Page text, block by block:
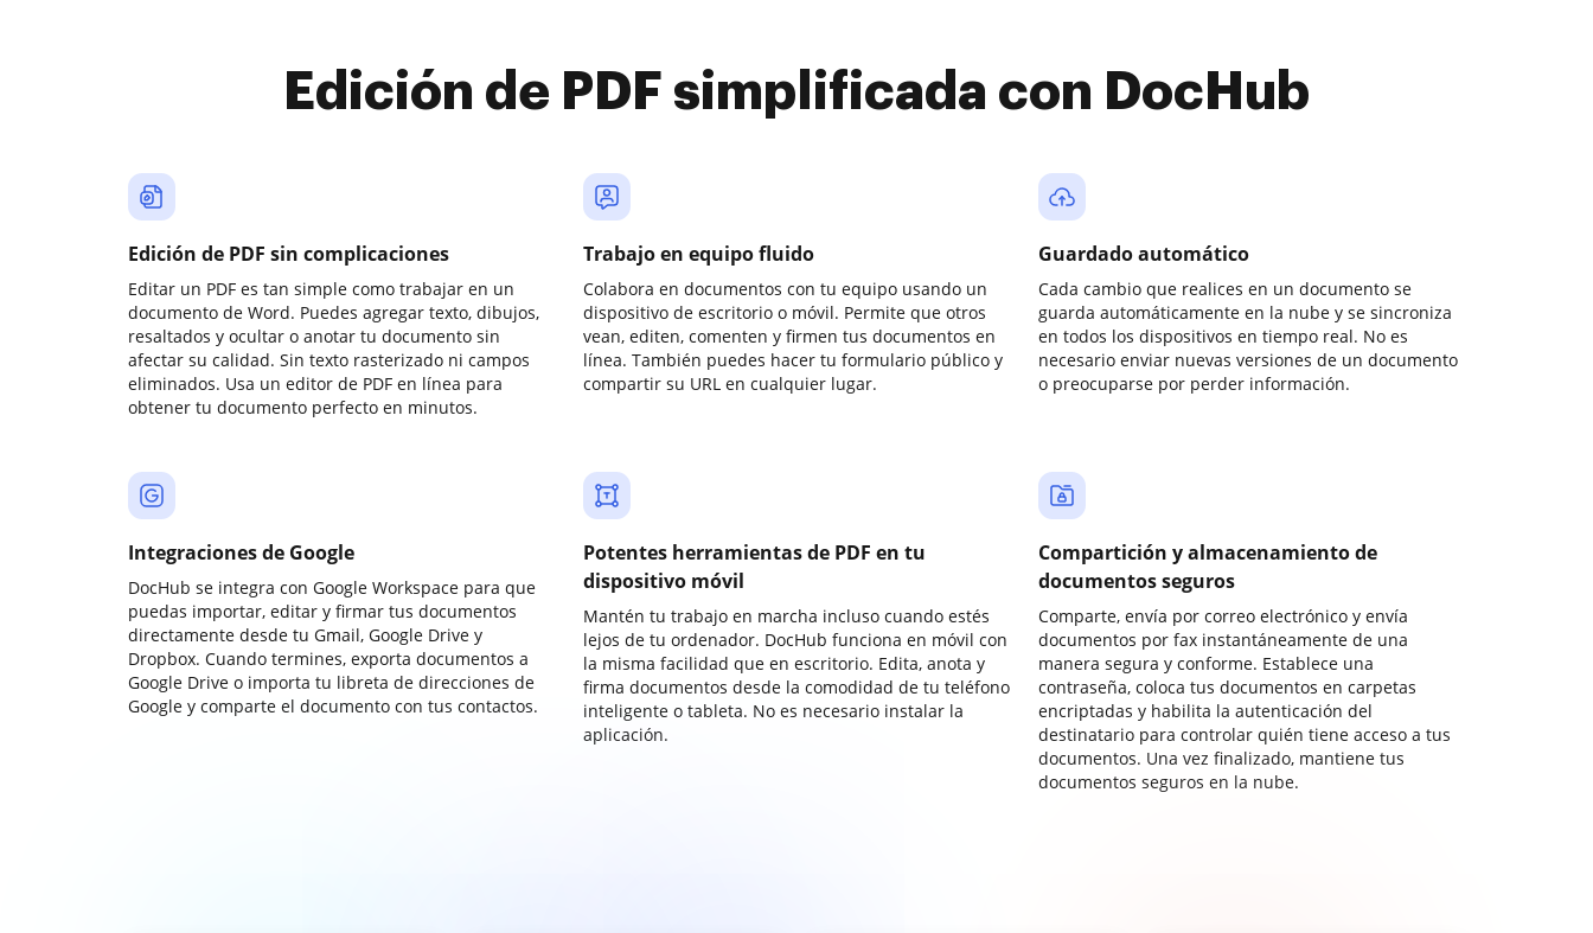
Edición de PDF simplificada con DocHub
Edición de PDF sin complicaciones
Editar un PDF es tan simple como trabajar en un
documento de Word. Puedes agregar texto, dibujos,
resaltados y ocultar o anotar tu documento sin
afectar su calidad. Sin texto rasterizado ni campos
eliminados. Usa un editor de PDF en línea para
obtener tu documento perfecto en minutos.
Trabajo en equipo fluido
Colabora en documentos con tu equipo usando un
dispositivo de escritorio o móvil. Permite que otros
vean, editen, comenten y firmen tus documentos en
línea. También puedes hacer tu formulario público y
compartir su URL en cualquier lugar.
Guardado automático
Cada cambio que realices en un documento se
guarda automáticamente en la nube y se sincroniza
en todos los dispositivos en tiempo real. No es
necesario enviar nuevas versiones de un documento
o preocuparse por perder información.
Integraciones de Google
DocHub se integra con Google Workspace para que
puedas importar, editar y firmar tus documentos
directamente desde tu Gmail, Google Drive y
Dropbox. Cuando termines, exporta documentos a
Google Drive o importa tu libreta de direcciones de
Google y comparte el documento con tus contactos.
Potentes herramientas de PDF en tu
dispositivo móvil
Mantén tu trabajo en marcha incluso cuando estés
lejos de tu ordenador. DocHub funciona en móvil con
la misma facilidad que en escritorio. Edita, anota y
firma documentos desde la comodidad de tu teléfono
inteligente o tableta. No es necesario instalar la
aplicación.
Compartición y almacenamiento de
documentos seguros
Comparte, envía por correo electrónico y envía
documentos por fax instantáneamente de una
manera segura y conforme. Establece una
contraseña, coloca tus documentos en carpetas
encriptadas y habilita la autenticación del
destinatario para controlar quién tiene acceso a tus
documentos. Una vez finalizado, mantiene tus
documentos seguros en la nube.